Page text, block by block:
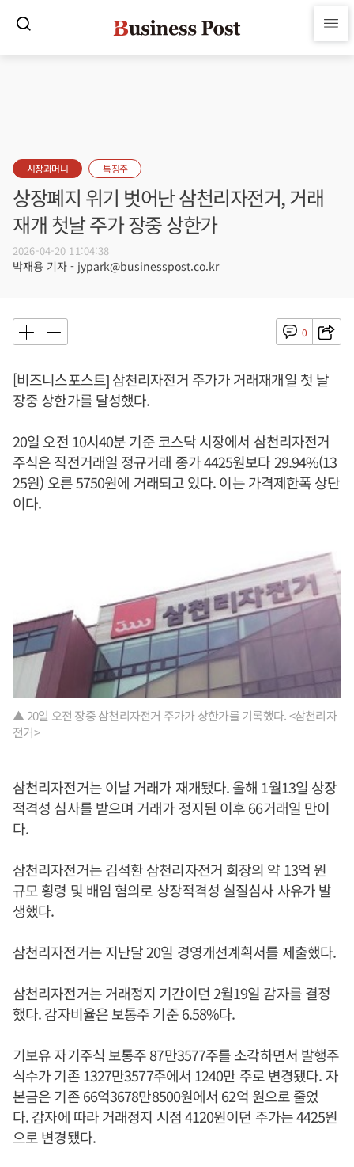
시장과머니 특징주
상장폐지 위기 벗어난 삼천리자전거, 거래
재개 첫날 주가 장중 상한가
2026-04-20 11:04:38
박재용 기자 - jypark@businesspost.co.kr
0
[비즈니스포스트] 삼천리자전거 주가가 거래재개일 첫 날
장중 상한가를 달성했다.
20일 오전 10시40분 기준 코스닥 시장에서 삼천리자전거
주식은 직전거래일 정규거래 종가 4425원보다 29.94%(13
25원) 오른 5750원에 거래되고 있다. 이는 가격제한폭 상단
이다.
▲ 20일 오전 장중 삼천리자전거 주가가 상한가를 기록했다. <삼천리자
전거>
삼천리자전거는 이날 거래가 재개됐다. 올해 1월13일 상장
적격성 심사를 받으며 거래가 정지된 이후 66거래일 만이
다.
삼천리자전거는 김석환 삼천리자전거 회장의 약 13억 원
규모 횡령 및 배임 혐의로 상장적격성 실질심사 사유가 발
생했다.
삼천리자전거는 지난달 20일 경영개선계획서를 제출했다.
삼천리자전거는 거래정지 기간이던 2월19일 감자를 결정
했다. 감자비율은 보통주 기준 6.58%다.
기보유 자기주식 보통주 87만3577주를 소각하면서 발행주
식수가 기존 1327만3577주에서 1240만 주로 변경됐다. 자
본금은 기존 66억3678만8500원에서 62억 원으로 줄었
다. 감자에 따라 거래정지 시점 4120원이던 주가는 4425원
으로 변경됐다.